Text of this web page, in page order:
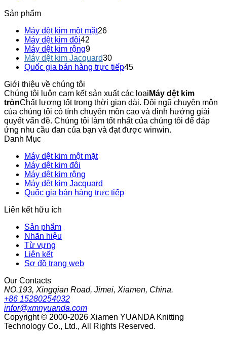
Sản phẩm
Máy dệt kim một mặt26
Máy dệt kim đôi42
Máy dệt kim rộng9
Máy dệt kim Jacquard30
Quốc gia bán hàng trực tiếp45
Giới thiệu về chúng tôi
Chúng tôi luôn cam kết sản xuất các loại Máy dệt kim
trònChất lượng tốt trong thời gian dài. Đội ngũ chuyên môn
của chúng tôi có tính chuyên môn cao và định hướng giải
quyết vấn đề. Chúng tôi làm tốt nhất của chúng tôi để đáp
ứng nhu cầu đan của bạn và đạt được winwin.
Danh Mục
Máy dệt kim một mặt
Máy dệt kim đôi
Máy dệt kim rộng
Máy dệt kim Jacquard
Quốc gia bán hàng trực tiếp
Liên kết hữu ích
Sản phẩm
Nhãn hiệu
Từ vựng
Liên kết
Sơ đồ trang web
Our Contacts
NO.193, Xingqian Road, Jimei, Xiamen, China.
+86 15280254032
infor@xmnyuanda.com
Copyright © 2000-2026 Xiamen YUANDA Knitting
Technology Co., Ltd., All Rights Reserved.